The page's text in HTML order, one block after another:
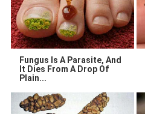
Fungus Is A Parasite, And
It Dies From A Drop Of
Plain...